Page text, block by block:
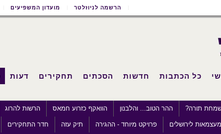
הרשמה לניוזלטר מועדון המשפיעים
כל הכתבות חדשות הסכתים תחקירים דעות
תורה? ההר הטוב... והלבנון הוואקף כזרוע חמאס הרשות להרוג
מעצמאות לירושלים פרויקט מיוחד - ההגירה תיק עזה חדר התחקירים